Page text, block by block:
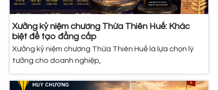
Xưởng kỷ niệm chương Thừa Thiên Huế: Khác
biệt để tạo đẳng cấp
Xưởng kỷ niệm chương Thừa Thiên Huế là lựa chọn lý
tưởng cho doanh nghiệp,